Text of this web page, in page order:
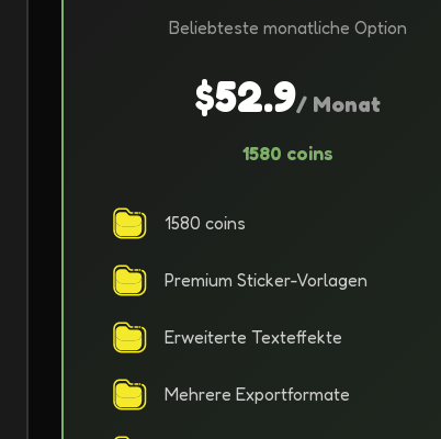
Beliebteste monatliche Option
$52.9/ Monat
1580 coins
1580 coins
Premium Sticker-Vorlagen
Erweiterte Texteffekte
Mehrere Exportformate